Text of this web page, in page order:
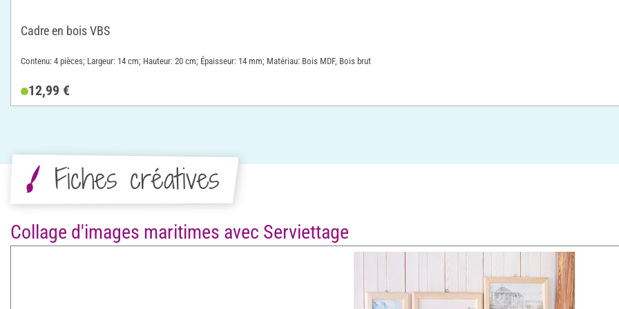
Cadre en bois VBS
Contenu: 4 pièces; Largeur: 14 cm; Hauteur: 20 cm; Épaisseur: 14 mm; Matériau: Bois MDF, Bois brut
12,99 €
Fiches créatives
Collage d'images maritimes avec Serviettage